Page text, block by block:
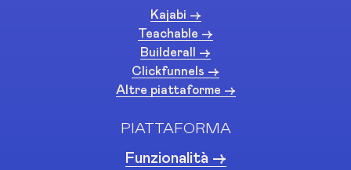
Kajabi ->
Teachable ->
Builderall ->
Clickfunnels ->
Altre piattaforme ->
PIATTAFORMA
Funzionalità ->